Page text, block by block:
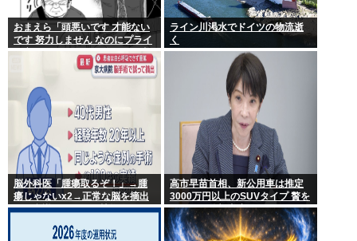
おまえら「頭悪いです 才能ない
です 努力しません なのにプライ
ド高いです ネットに偉そうな事
書きます」←これなんで？
ライン川渇水でドイツの物流逝
く
脳外科医「腫瘍取るぞ！」→腫
瘍じゃないx2→正常な脳を摘出
され意識はあるのに植物人間に
高市早苗首相、新公用車は推定
3000万円以上のSUVタイプ 贅を
尽くした後部座席でたばこを吸
うのが至福の時間か どんどん延
びる乗車時間